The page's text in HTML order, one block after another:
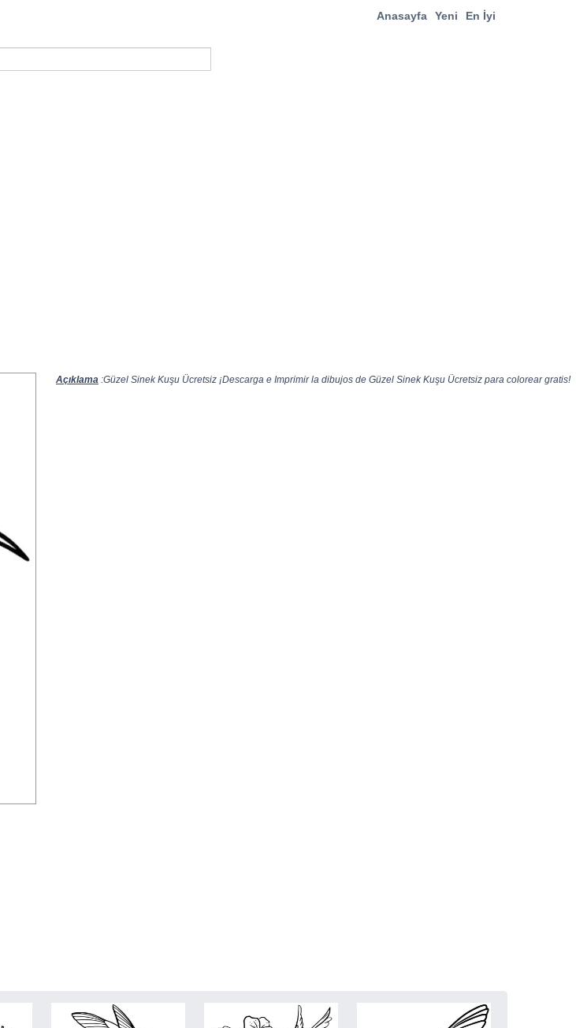
Anasayfa Yeni En İyi
Açıklama :Güzel Sinek Kuşu Ücretsiz ¡Descarga e Imprimir la dibujos de Güzel Sinek Kuşu Ücretsiz para colorear gratis!